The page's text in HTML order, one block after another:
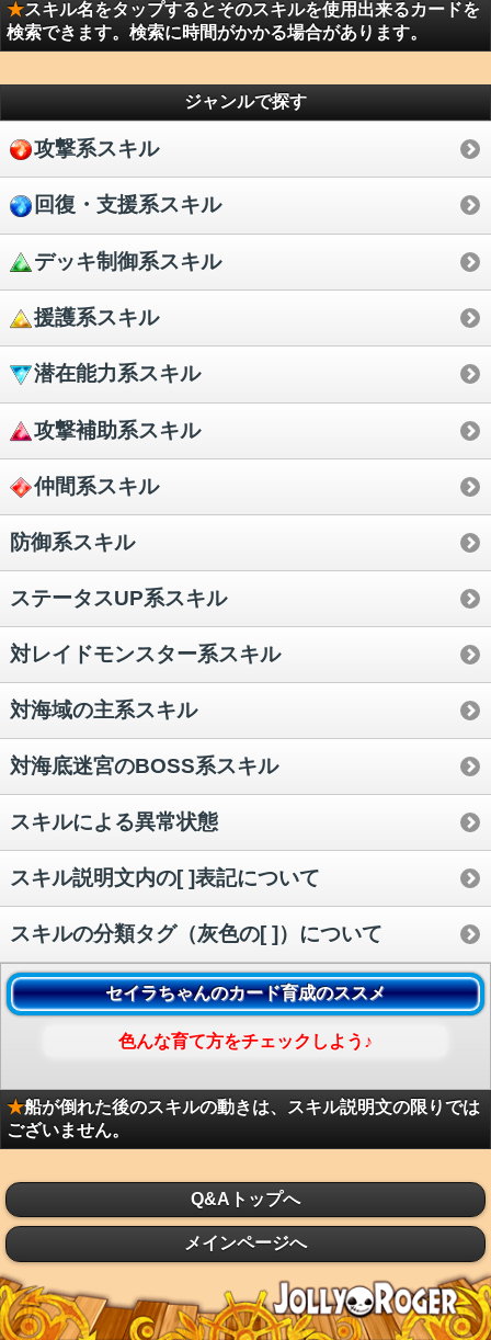
★スキル名をタップするとそのスキルを使用出来るカードを
検索できます。検索に時間がかかる場合があります。
ジャンルで探す
攻撃系スキル
回復・支援系スキル
デッキ制御系スキル
援護系スキル
潜在能力系スキル
攻撃補助系スキル
仲間系スキル
防御系スキル
ステータスUP系スキル
対レイドモンスター系スキル
対海域の主系スキル
対海底迷宮のBOSS系スキル
スキルによる異常状態
スキル説明文内の[ ]表記について
スキルの分類タグ（灰色の[ ]）について
セイラちゃんのカード育成のススメ
色んな育て方をチェックしよう♪
★船が倒れた後のスキルの動きは、スキル説明文の限りでは
ございません。
Q&Aトップへ
メインページへ